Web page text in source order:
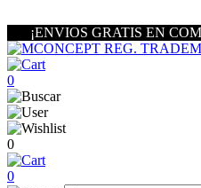
¡ENVIOS GRATIS EN
0
0
0